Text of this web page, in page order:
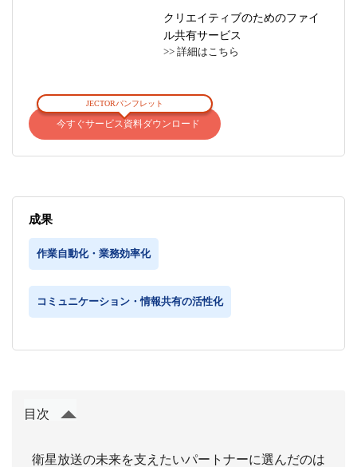
クリエイティブのためのファイ
ル共有サービス
>> 詳細はこちら
JECTORパンフレット
今すぐサービス資料ダウンロード
成果
作業自動化・業務効率化
コミュニケーション・情報共有の活性化
目次
衛星放送の未来を支えたいパートナーに選んだのは